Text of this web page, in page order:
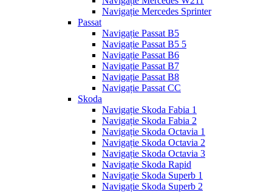
Navigație Mercedes Sprinter
Passat
Navigație Passat B5
Navigație Passat B5 5
Navigație Passat B6
Navigație Passat B7
Navigație Passat B8
Navigație Passat CC
Skoda
Navigație Skoda Fabia 1
Navigație Skoda Fabia 2
Navigație Skoda Octavia 1
Navigație Skoda Octavia 2
Navigație Skoda Octavia 3
Navigație Skoda Rapid
Navigație Skoda Superb 1
Navigație Skoda Superb 2